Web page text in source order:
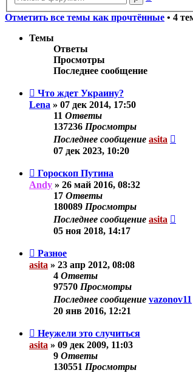
Отметить все темы как прочтённые • 4
Темы
Ответы
Просмотры
Последнее сообщение
Что ждет Украину?
Lena » 07 дек 2014, 17:50
11 Ответы
137236 Просмотры
Последнее сообщение asita
07 дек 2023, 10:20
Гороскоп Путина
Andy » 26 май 2016, 08:32
17 Ответы
180089 Просмотры
Последнее сообщение asita
05 ноя 2018, 14:17
Разное
asita » 23 апр 2012, 08:08
4 Ответы
97570 Просмотры
Последнее сообщение vazonov11
20 янв 2016, 12:21
Неужели это случиться
asita » 09 дек 2009, 11:03
9 Ответы
130551 Просмотры